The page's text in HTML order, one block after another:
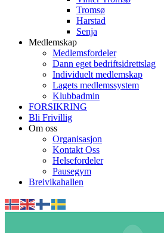
Tromsø
Harstad
Senja
Medlemskap
Medlemsfordeler
Dann eget bedriftsidrettslag
Individuelt medlemskap
Lagets medlemssystem
Klubbadmin
FORSIKRING
Bli Frivillig
Om oss
Organisasjon
Kontakt Oss
Helsefordeler
Pausegym
Breivikahallen